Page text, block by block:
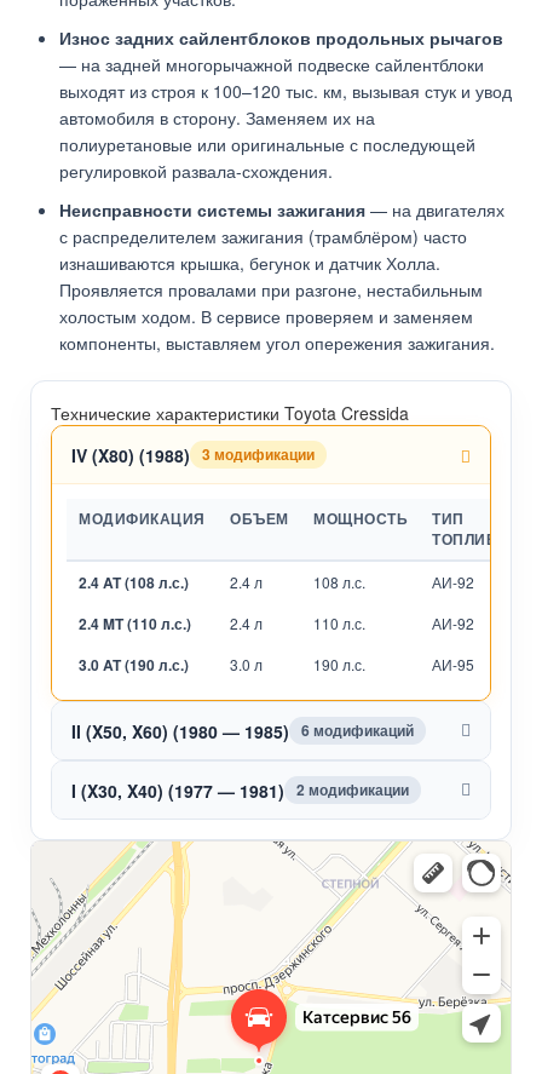
Износ задних сайлентблоков продольных рычагов
— на задней многорычажной подвеске сайлентблоки
выходят из строя к 100–120 тыс. км, вызывая стук и увод
автомобиля в сторону. Заменяем их на
полиуретановые или оригинальные с последующей
регулировкой развала-схождения.
Неисправности системы зажигания — на двигателях
с распределителем зажигания (трамблёром) часто
изнашиваются крышка, бегунок и датчик Холла.
Проявляется провалами при разгоне, нестабильным
холостым ходом. В сервисе проверяем и заменяем
компоненты, выставляем угол опережения зажигания.
Технические характеристики Toyota Cressida
IV (X80) (1988)
3 модификации
МОДИФИКАЦИЯ ОБЪЕМ МОЩНОСТЬ
ТИП
ТОПЛИВА
2.4 AT (108 л.с.) 2.4 л 108 л.с. АИ-92
2.4 MT (110 л.с.) 2.4 л 110 л.с. АИ-92
3.0 AT (190 л.с.) 3.0 л 190 л.с. АИ-95
II (X50, X60) (1980 — 1985) 6 модификаций
I (X30, X40) (1977 — 1981) 2 модификации